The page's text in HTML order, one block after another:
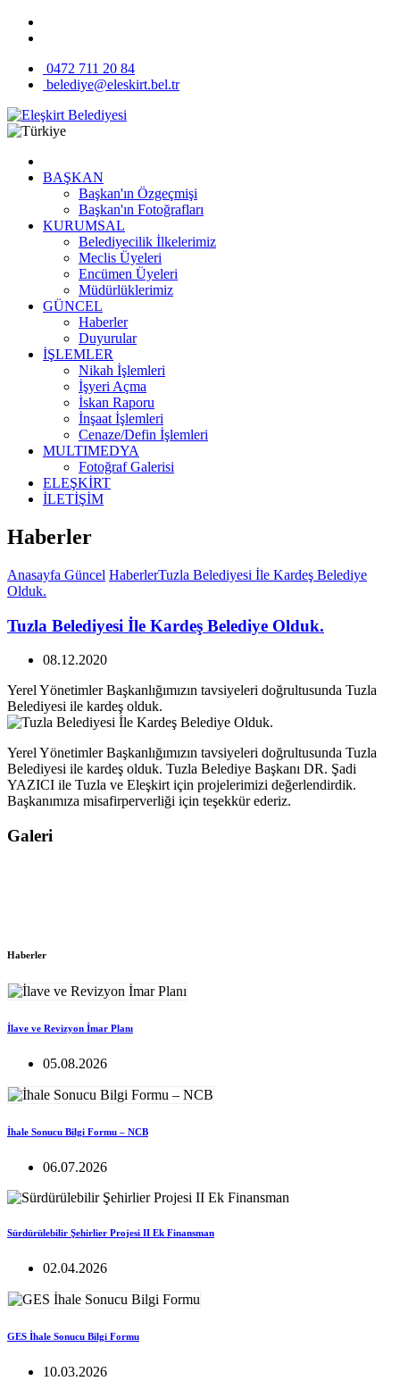
0472 711 20 84
belediye@eleskirt.bel.tr
BAŞKAN
Başkan'ın Özgeçmişi
Başkan'ın Fotoğrafları
KURUMSAL
Belediyecilik İlkelerimiz
Meclis Üyeleri
Encümen Üyeleri
Müdürlüklerimiz
GÜNCEL
Haberler
Duyurular
İŞLEMLER
Nikah İşlemleri
İşyeri Açma
İskan Raporu
İnşaat İşlemleri
Cenaze/Defin İşlemleri
MULTIMEDYA
Fotoğraf Galerisi
ELEŞKİRT
İLETİŞİM
Haberler
Anasayfa Güncel HaberlerTuzla Belediyesi İle Kardeş Belediye
Olduk.
Tuzla Belediyesi İle Kardeş Belediye Olduk.
08.12.2020
Yerel Yönetimler Başkanlığımızın tavsiyeleri doğrultusunda Tuzla
Belediyesi ile kardeş olduk.
Yerel Yönetimler Başkanlığımızın tavsiyeleri doğrultusunda Tuzla
Belediyesi ile kardeş olduk. Tuzla Belediye Başkanı DR. Şadi
YAZICI ile Tuzla ve Eleşkirt için projelerimizi değerlendirdik.
Başkanımıza misafirperverliği için teşekkür ederiz.
Galeri
Haberler
İlave ve Revizyon İmar Planı
05.08.2026
İhale Sonucu Bilgi Formu – NCB
06.07.2026
Sürdürülebilir Şehirlier Projesi II Ek Finansman
02.04.2026
GES İhale Sonucu Bilgi Formu
10.03.2026